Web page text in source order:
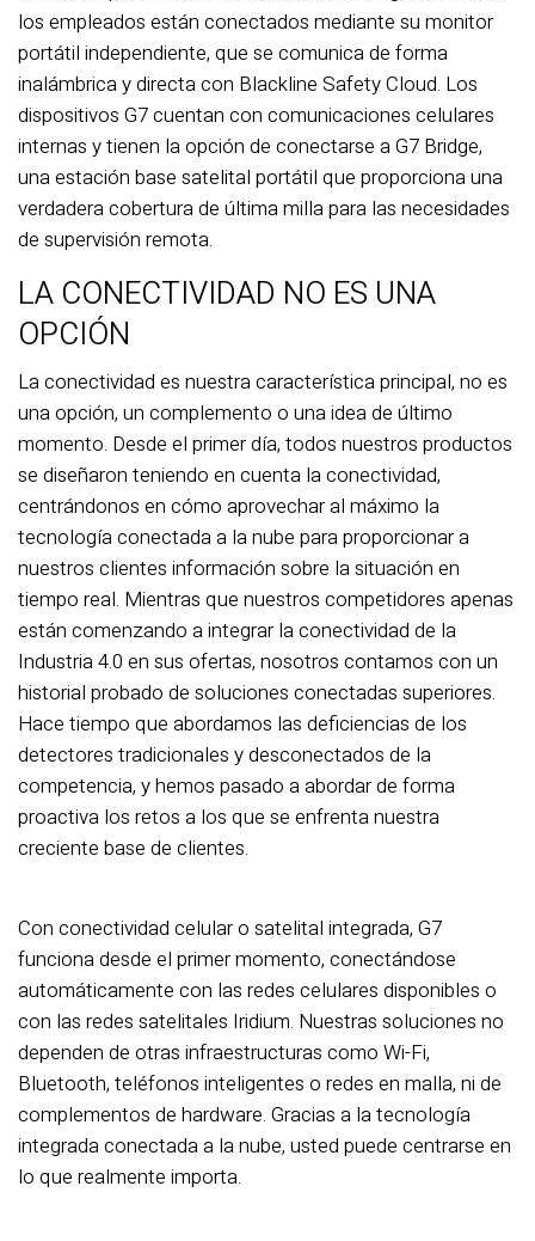
los empleados están conectados mediante su monitor
portátil independiente, que se comunica de forma
inalámbrica y directa con Blackline Safety Cloud. Los
dispositivos G7 cuentan con comunicaciones celulares
internas y tienen la opción de conectarse a G7 Bridge,
una estación base satelital portátil que proporciona una
verdadera cobertura de última milla para las necesidades
de supervisión remota.
LA CONECTIVIDAD NO ES UNA
OPCIÓN
La conectividad es nuestra característica principal, no es
una opción, un complemento o una idea de último
momento. Desde el primer día, todos nuestros productos
se diseñaron teniendo en cuenta la conectividad,
centrándonos en cómo aprovechar al máximo la
tecnología conectada a la nube para proporcionar a
nuestros clientes información sobre la situación en
tiempo real. Mientras que nuestros competidores apenas
están comenzando a integrar la conectividad de la
Industria 4.0 en sus ofertas, nosotros contamos con un
historial probado de soluciones conectadas superiores.
Hace tiempo que abordamos las deficiencias de los
detectores tradicionales y desconectados de la
competencia, y hemos pasado a abordar de forma
proactiva los retos a los que se enfrenta nuestra
creciente base de clientes.
Con conectividad celular o satelital integrada, G7
funciona desde el primer momento, conectándose
automáticamente con las redes celulares disponibles o
con las redes satelitales Iridium. Nuestras soluciones no
dependen de otras infraestructuras como Wi-Fi,
Bluetooth, teléfonos inteligentes o redes en malla, ni de
complementos de hardware. Gracias a la tecnología
integrada conectada a la nube, usted puede centrarse en
lo que realmente importa.